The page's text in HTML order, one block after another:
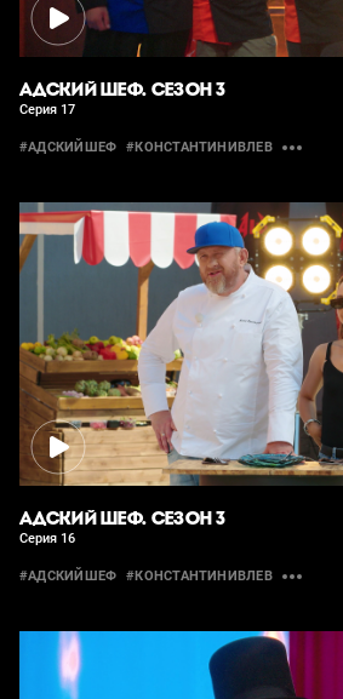
АДСКИЙ ШЕФ. СЕЗОН 3
Серия 17
#АДСКИЙШЕФ #КОНСТАНТИНИВЛЕВ
АДСКИЙ ШЕФ. СЕЗОН 3
Серия 16
#АДСКИЙШЕФ #КОНСТАНТИНИВЛЕВ